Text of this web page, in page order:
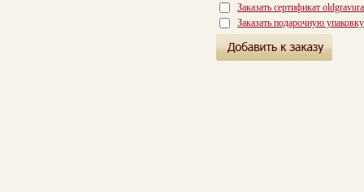
Заказать сертификат
Заказать подарочную